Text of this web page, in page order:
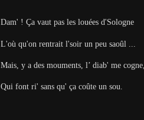
Dam' ! Ça vaut pas les louées d'Sologne
L'où qu'on rentrait l'soir un peu saoûl ...
Mais, y a des mouments, l’ diab' me cogne,
Qui font ri' sans qu' ça coûte un sou.